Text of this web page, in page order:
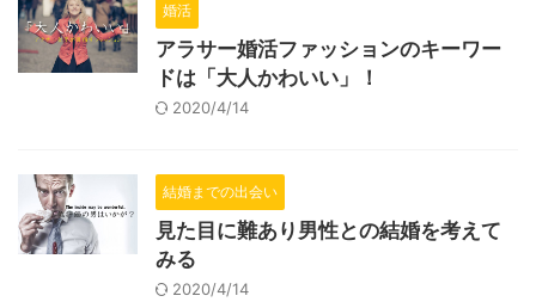
婚活
アラサー婚活ファッションのキーワー
ドは「大人かわいい」！
2020/4/14
結婚までの出会い
見た目に難あり男性との結婚を考えて
みる
2020/4/14